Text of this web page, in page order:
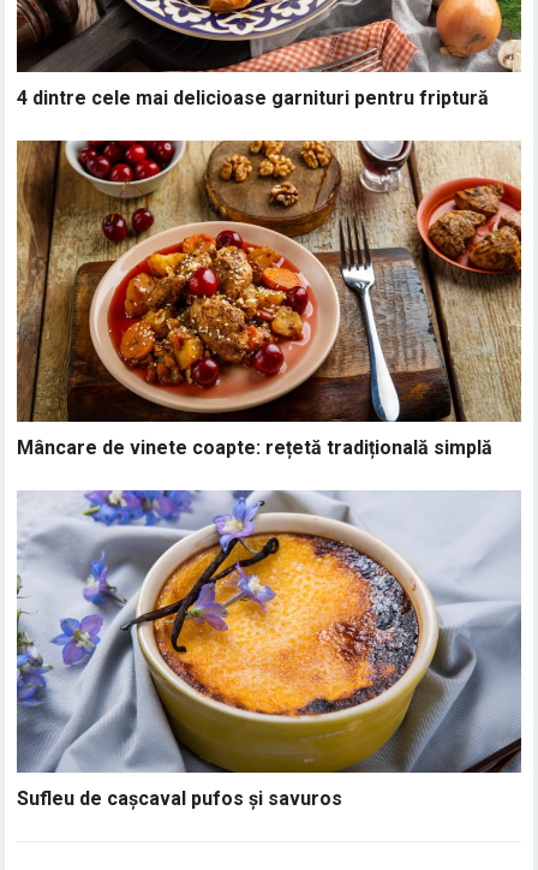
4 dintre cele mai delicioase garnituri pentru friptură
Mâncare de vinete coapte: rețetă tradițională simplă
Sufleu de cașcaval pufos și savuros